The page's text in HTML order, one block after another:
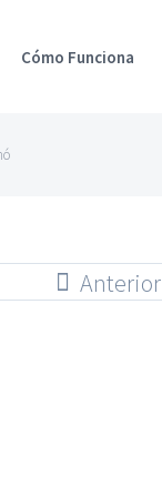
Cómo Funciona
Anterior